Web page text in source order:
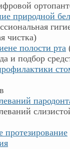
природной
чистка)
полости рта
и подбор
протезирование